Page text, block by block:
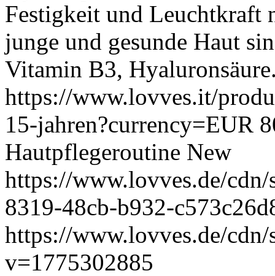
Festigkeit und Leuchtkraft
junge und gesunde Haut
Vitamin B3,
https://www.lovves.it/
15-jahren?currency=EUR
Hautpflegeroutine New
https://www.lovves.de/
8319-48cb-b932-
https://www.lovves.de/
v=1775302885